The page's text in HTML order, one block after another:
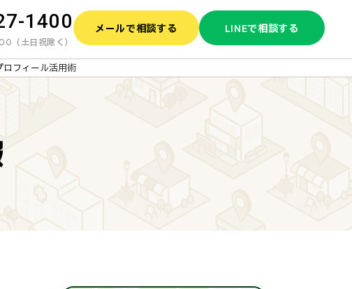
1400
（土日祝除く）
メールで相談する LINEで相談する
ロフィール活用術